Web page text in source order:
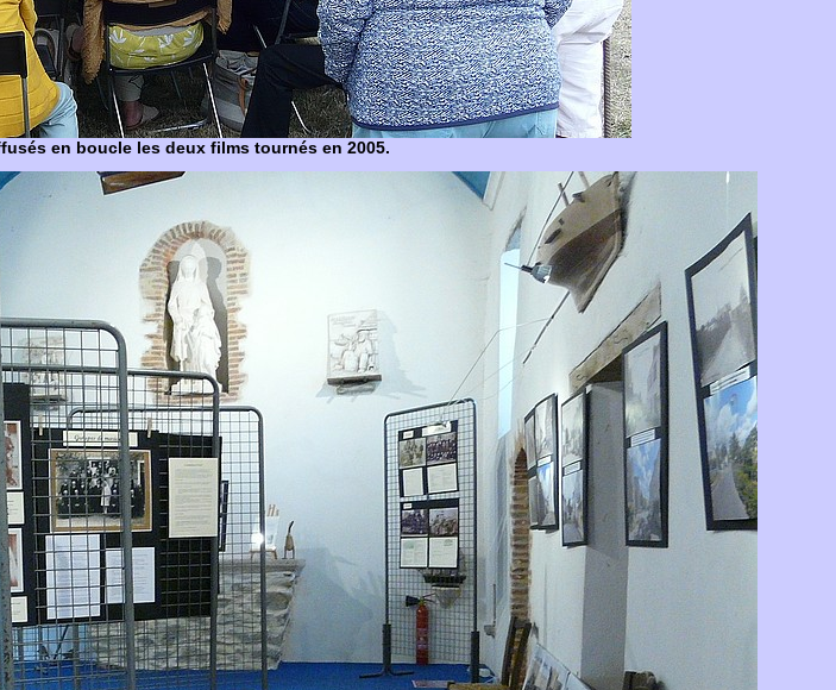
en boucle les deux films tournés en 2005.